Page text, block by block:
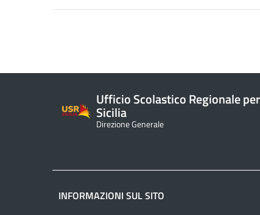
Ufficio Scolastico Regionale
Sicilia
Direzione Generale
INFORMAZIONI SUL SITO